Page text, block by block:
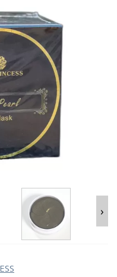
›